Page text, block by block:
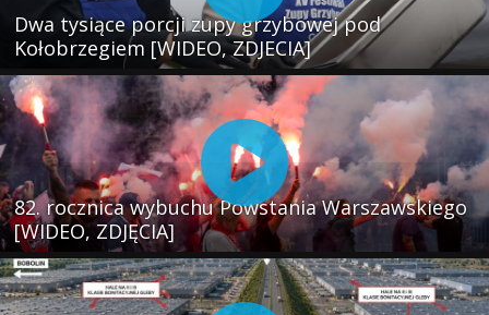
Dwa tysiące porcji zupy grzybowej pod
Kołobrzegiem [WIDEO, ZDJECIA]
82. rocznica wybuchu Powstania Warszawskiego
[WIDEO, ZDJĘCIA]